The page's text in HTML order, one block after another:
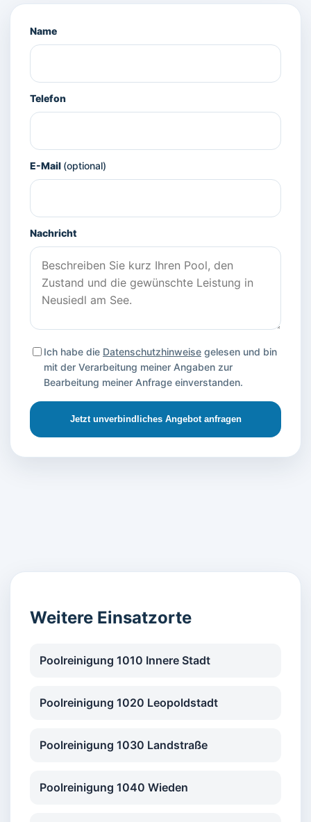
Name
Telefon
E-Mail (optional)
Nachricht
Ich habe die Datenschutzhinweise gelesen und bin
mit der Verarbeitung meiner Angaben zur
Bearbeitung meiner Anfrage einverstanden.
Jetzt unverbindliches Angebot anfragen
Weitere Einsatzorte
Poolreinigung 1010 Innere Stadt
Poolreinigung 1020 Leopoldstadt
Poolreinigung 1030 Landstraße
Poolreinigung 1040 Wieden